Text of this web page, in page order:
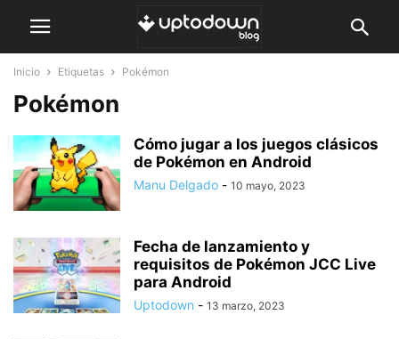
Inicio Etiquetas Pokémon
Pokémon
Cómo jugar a los juegos clásicos
de Pokémon en Android
Manu Delgado - 10 mayo, 2023
Fecha de lanzamiento y
requisitos de Pokémon JCC Live
para Android
Uptodown - 13 marzo, 2023